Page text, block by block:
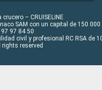
– CRUISELINE
SAM con un capital de 150 000
97 84 50
civil y profesional RC RSA de
rights reserved